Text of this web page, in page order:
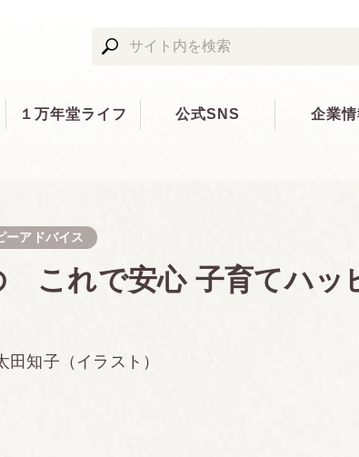
１万年堂ライフ 公式SNS 企業情
ーアドバイス
これで安心 子育てハッ
知子（イラスト）